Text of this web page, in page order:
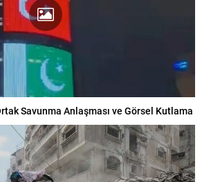
Savunma Anlaşması ve Görsel Kutlama